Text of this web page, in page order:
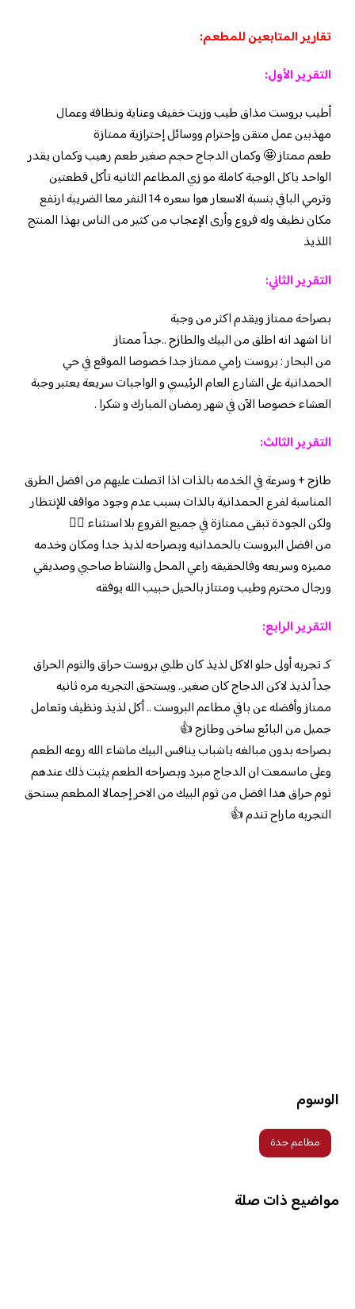
تقارير المتابعين للمطعم:
التقرير الأول:
أطيب بروست مذاق طيب وزيت خفيف وعناية ونظافة وعمال
مهذبين عمل متقن وإحترام ووسائل إحترازية ممتازة
طعم ممتاز 🤩 وكمان الدجاج حجم صغير طعم رهيب وكمان يقدر
الواحد ياكل الوجبة كاملة مو زي المطاعم الثانيه تأكل قطعتين
وترمي الباقي بنسبة الاسعار هوا سعره 14 النفر معا الضريبة ارتفع
مكان نظيف وله فروع وأرى الإعجاب من كثير من الناس بهذا المنتج
اللذيذ
التقرير الثاني:
بصراحة ممتاز ويقدم اكثر من وجبة
انا اشهد انه اطلق من البيك والطازج ..جداً ممتاز
من البحار : بروست رامي ممتاز جدا خصوصا الموقع في حي
الحمدانية على الشارع العام الرئيسي و الواجبات سريعة يعتبر وجبة
العشاء خصوصا الآن في شهر رمضان المبارك و شكرا .
التقرير الثالث:
طازج + وسرعة في الخدمه بالذات اذا اتصلت عليهم من افضل الطرق
المناسبة لفرع الحمدانية بالذات بسبب عدم وجود مواقف للإنتظار
ولكن الجودة تبقى ممتازة في جميع الفروع بلا استثناء ✋🏻
من افضل البروست بالحمدانيه وبصراحه لذيذ جدا ومكان وخدمه
مميزه وسريعه وفالحقيقه راعي المحل والنشاط صاحبي وصديقي
ورجال محترم وطيب ومتتاز بالحيل حبيب الله يوفقه
التقرير الرابع:
كـ تجربه أولى حلو الاكل لذيذ كان طلبي بروست حراق والثوم الحراق
جداً لذيذ لاكن الدجاج كان صغير.. ويستحق التجربه مره ثانيه
ممتاز وأفضله عن باقي مطاعم البروست .. أكل لذيذ ونظيف وتعامل
جميل من البائع ساخن وطازج 👍
بصراحه بدون مبالغه ياشباب ينافس البيك ماشاء الله روعه الطعم
وعلى ماسمعت ان الدجاج مبرد وبصراحه الطعم يثبت ذلك عندهم
ثوم حراق هدا افضل من ثوم البيك من الاخر إجمالا المطعم يستحق
التجربه ماراح تندم 👍
الوسوم
مطاعم جدة
مواضيع ذات صلة